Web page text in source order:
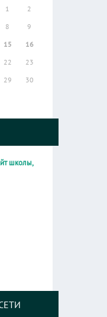
1
2
8
9
15
16
22
23
29
30
школы,